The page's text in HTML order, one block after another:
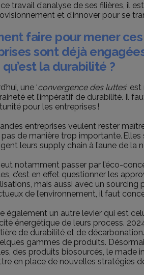
travail d’analyse de ses filières, il
et d’innover pour se
faire pour mener
sont déjà
la durabilité ?
une ‘convergence des luttes’
et l’impératif de durabilité. Il
pour les entreprises !
entreprises veulent rester
de manière trop importante.
leurs supply chain à l’aune de la
notamment passer par l’éco-
c’est en effet questionner les
mais aussi avec un
de l’environnement, il faut
également un autre levier qui est
énergétique de leurs process.
de durabilité et de
gammes de produits.
des produits biosourcés, le made
en place de nouvelles stratégies